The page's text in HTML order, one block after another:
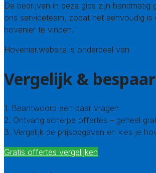
De bedrijven in deze gids zijn handmatig
ons serviceteam, zodat het eenvoudig is
hovenier te vinden.
Hovenier.website is onderdeel van
Vergelijk & bespaar
1. Beantwoord een paar vragen
2. Ontvang scherpe offertes – geheel
3. Vergelijk de prijsopgaven en kies je
Gratis offertes vergelijken